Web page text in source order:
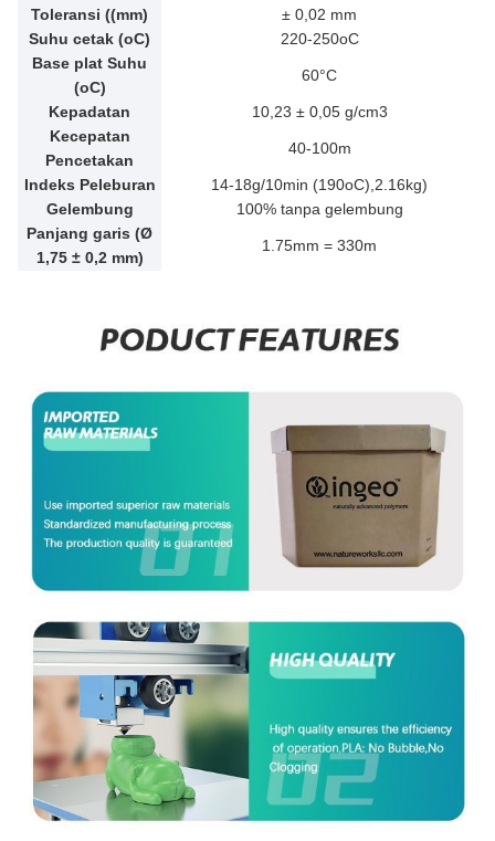
Toleransi ((mm)
± 0,02 mm
Suhu cetak (oC)
220-250oC
Base plat Suhu
(oC)
60°C
Kepadatan
10,23 ± 0,05 g/cm3
Kecepatan
Pencetakan
40-100m
Indeks Peleburan
14-18g/10min (190oC),2.16kg)
Gelembung
100% tanpa gelembung
Panjang garis (Ø
1,75 ± 0,2 mm)
1.75mm = 330m